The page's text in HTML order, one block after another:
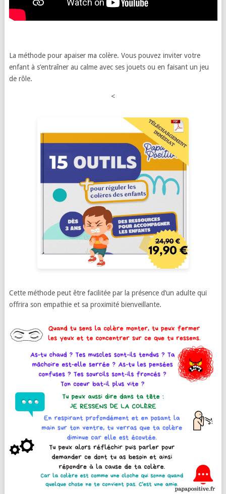
La méthode pour apaiser ma colère. Vous pouvez inviter votre
enfant à s’entraîner au calme avec ses jouets ou en faisant un jeu
de rôle.
<
Cette méthode peut être facilitée par la présence d’un adulte qui
offrira son empathie et sa proximité bienveillante.